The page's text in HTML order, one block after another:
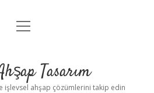
Anasayfa
Yasal Uyarı
menüyü
Tasarım
işlevsel ahşap çözümlerini takip edin